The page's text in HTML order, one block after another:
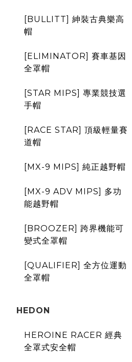
[BULLITT] 紳裝古典樂高
帽
[ELIMINATOR] 賽車基因
全罩帽
[STAR MIPS] 專業競技選
手帽
[RACE STAR] 頂級輕量賽
道帽
[MX-9 MIPS] 純正越野帽
[MX-9 ADV MIPS] 多功
能越野帽
[BROOZER] 跨界機能可
變式全罩帽
[QUALIFIER] 全方位運動
全罩帽
HEDON
HEROINE RACER 經典
全罩式安全帽